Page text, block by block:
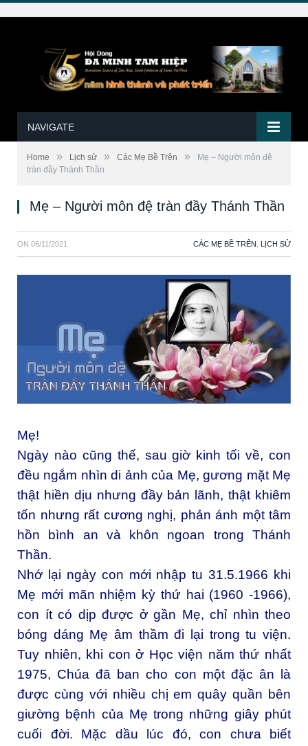
NAVIGATE
Home » Lịch sử » Các Mẹ Bề Trên »
Mẹ – Người môn đệ
tràn đầy Thánh Thần
Mẹ – Người môn đệ tràn đầy Thánh Thần
ON 06/11/2021 CÁC MẸ BỀ TRÊN LỊCH SỬ
Mẹ!
Ngày nào cũng thế, sau giờ kinh tối về, con
đều ngắm nhìn di ảnh của Mẹ, gương mặt Mẹ
thật hiền dịu nhưng đầy bản lãnh, thật khiêm
tốn nhưng rất cương nghị, phản ánh một tâm
hồn bình an và khôn ngoan trong Thánh
Thần.
Nhớ lại ngày con mới nhập tu 31.5.1966 khi
Mẹ mới mãn nhiệm kỳ thứ hai (1960 -1966),
con ít có dịp được ở gần Mẹ, chỉ nhìn theo
bóng dáng Mẹ âm thầm đi lại trong tu viện.
Tuy nhiên, khi con ở Học viện năm thứ nhất
1975, Chúa đã ban cho con một đặc ân là
được cùng với nhiều chị em quây quần bên
giường bệnh của Mẹ trong những giây phút
cuối đời. Mặc dầu lúc đó, con chưa biết